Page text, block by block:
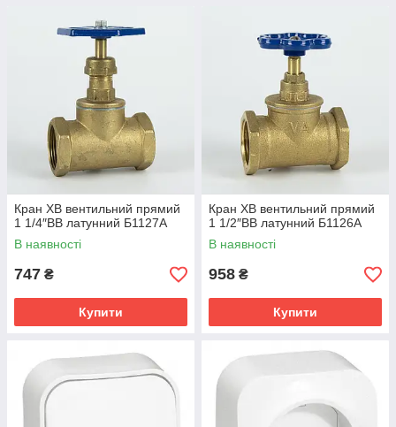
Кран ХВ вентильний прямий
1 1/4″ВВ латунний Б1127А
В наявності
747 ₴
Купити
Кран ХВ вентильний прямий
1 1/2″ВВ латунний Б1126А
В наявності
958 ₴
Купити